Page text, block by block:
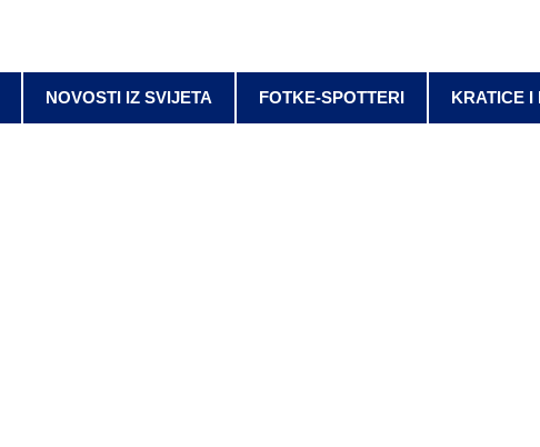
NOVOSTI IZ SVIJETA FOTKE-SPOTTERI KRATICE I